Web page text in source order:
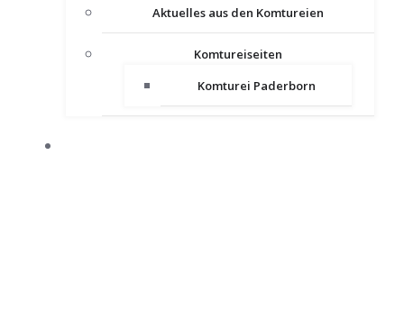
Aktuelles aus den Komtureien
Komtureiseiten
Komturei Paderborn